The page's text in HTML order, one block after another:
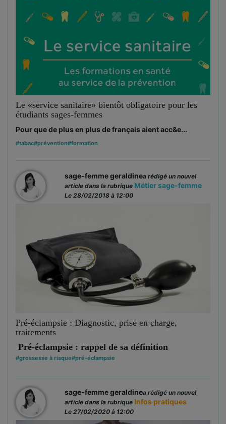
Le «service sanitaire» bientôt obligatoire pour les
étudiants sages-femmes
Pour que de plus en plus de français aient acc&e...
#tabac#prévention#formation
sage-femme geraldinea rédigé un nouvel
article dans la rubrique Métier sage-femme
Le 28/02/2018 à 12:00
Pré-éclampsie : Diagnostic, prise en charge,
traitements
Pré-éclampsie : rappel de sa définition
#grossesse à risque#pré-éclampsie
sage-femme geraldinea rédigé un nouvel
article dans la rubrique Infos pratiques
Le 27/02/2020 à 12:00